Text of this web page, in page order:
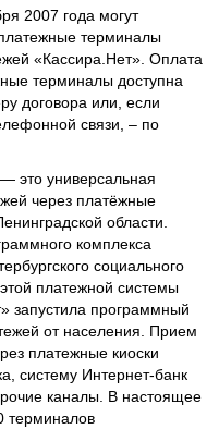
2007 года могут
терминалы
«Кассира.Нет». Оплата
терминалы доступна
договора или, если
связи, – по
это универсальная
через платёжные
области.
комплекса
социального
платежной системы
запустила программный
от населения. Прием
платежные киоски
систему Интернет-банк
каналы. В настоящее
терминалов